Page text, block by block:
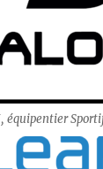
équipentier